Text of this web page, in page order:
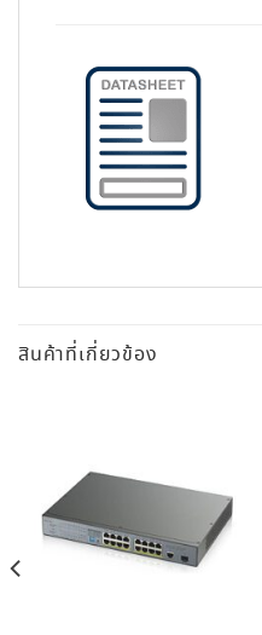
สินค้าที่เกี่ยวข้อง